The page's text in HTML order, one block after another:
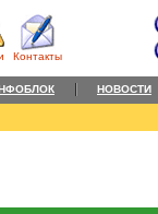
Контакты
НОВОСТИ